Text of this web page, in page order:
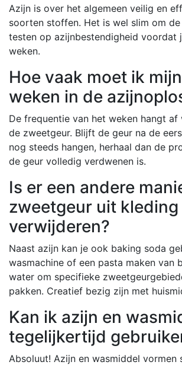
Azijn is over het algemeen veilig en
soorten stoffen. Het is wel slim om
testen op azijnbestendigheid voordat
weken.
Hoe vaak moet ik
weken in de
De frequentie van het weken hangt af
de zweetgeur. Blijft de geur na de
nog steeds hangen, herhaal dan de
de geur volledig verdwenen is.
Is er een andere
zweetgeur uit kleding
verwijderen?
Naast azijn kan je ook baking soda
wasmachine of een pasta maken van
water om specifieke
pakken. Creatief bezig zijn met
Kan ik azijn en
tegelijkertijd
Absoluut! Azijn en wasmiddel vormen